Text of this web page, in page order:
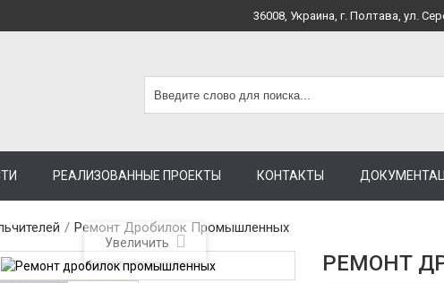
36008, Украина, г. Полтава, ул.
РЕАЛИЗОВАННЫЕ ПРОЕКТЫ КОНТАКТЫ
/ Ремонт Дробилок Промышленных
Увеличить
РЕМОНТ